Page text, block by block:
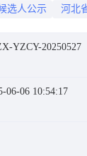
选人公示 河北
YZCY-20250527
06-06 10:54:17